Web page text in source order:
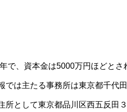
で、資本金は5000万円ほどとさ
は主たる事務所は東京都千代
として東京都品川区西五反田